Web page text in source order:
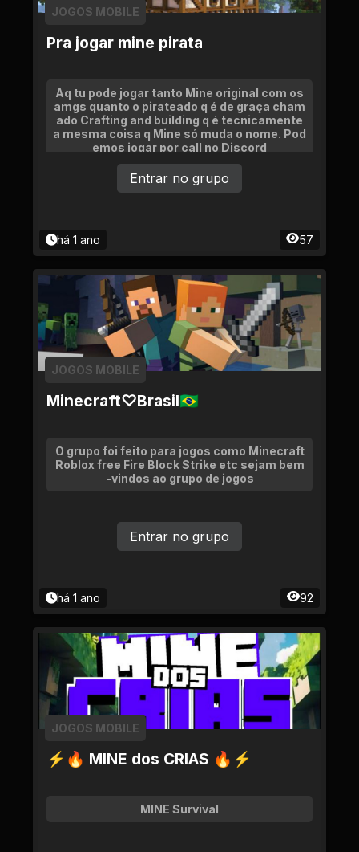
Pra jogar mine pirata
JOGOS MOBILE
Aq tu pode jogar tanto Mine original com os
amgs quanto o pirateado q é de graça cham
ado Crafting and building q é tecnicamente
a mesma coisa q Mine só muda o nome. Pod
emos jogar por call no Discord
há 1 ano 57
Entrar no grupo
Minecraft♡Brasil🇧🇷
JOGOS MOBILE
O grupo foi feito para jogos como Minecraft
Roblox free Fire Block Strike etc sejam bem
-vindos ao grupo de jogos
há 1 ano 92
Entrar no grupo
⚡🔥 MINE dos CRIAS 🔥⚡
JOGOS MOBILE
MINE Survival